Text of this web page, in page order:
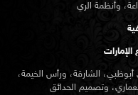
الشارقة، ورأس الخيمة،